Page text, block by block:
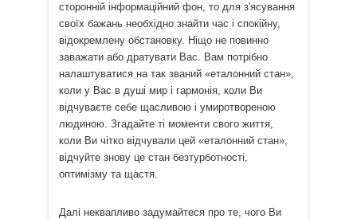
сторонній інформаційний фон, то для з'ясування
своїх бажань необхідно знайти час і спокійну,
відокремлену обстановку. Ніщо не повинно
заважати або дратувати Вас. Вам потрібно
налаштуватися на так званий «еталонний стан»,
коли у Вас в душі мир і гармонія, коли Ви
відчуваєте себе щасливою і умиротвореною
людиною. Згадайте ті моменти свого життя,
коли Ви чітко відчували цей «еталонний стан»,
відчуйте знову це стан безтурботності,
оптимізму та щастя.
Далі неквапливо задумайтеся про те, чого Ви